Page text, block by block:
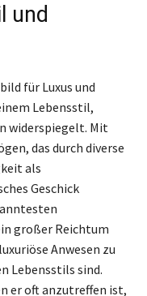
und
für Luxus und
Lebensstil,
widerspiegelt. Mit
das durch diverse
als
Geschick
großer Reichtum
Anwesen zu
Lebensstils sind.
er oft anzutreffen ist,